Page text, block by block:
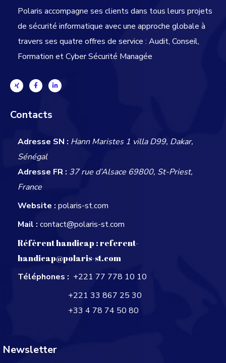
Polaris accompagne ses clients dans tous leurs projets
de sécurité informatique avec une approche globale à
travers ses quatre offres de service : Audit, Conseil,
Formation et Cyber Sécurité Managée
Contacts
Adresse SN : Hann Maristes 1 villa D99, Dakar,
Sénégal
Adresse FR : 37 rue d’Alsace 69800, St-Priest,
France
Website : polaris-st.com
Mail : contact@polaris-st.com
Réfèrent handicap :referent-
handicap@polaris-st.com
Téléphones : +221 77 778 10 10
+221 33 867 25 30
+33 4 78 74 50 80
Newsletter